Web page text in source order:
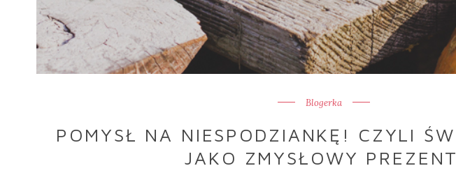
Blogerka
POMYSŁ NA NIESPODZIANKĘ! CZYLI
JAKO ZMYSŁOWY